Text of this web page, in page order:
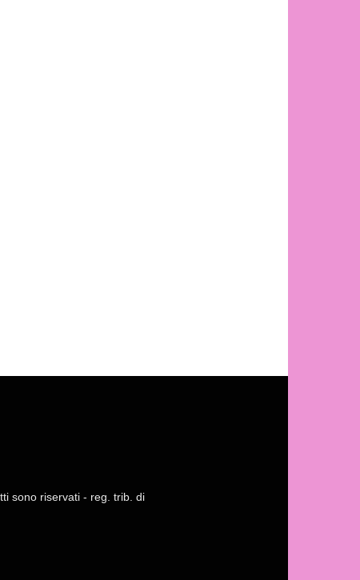
sono riservati - reg. trib. di